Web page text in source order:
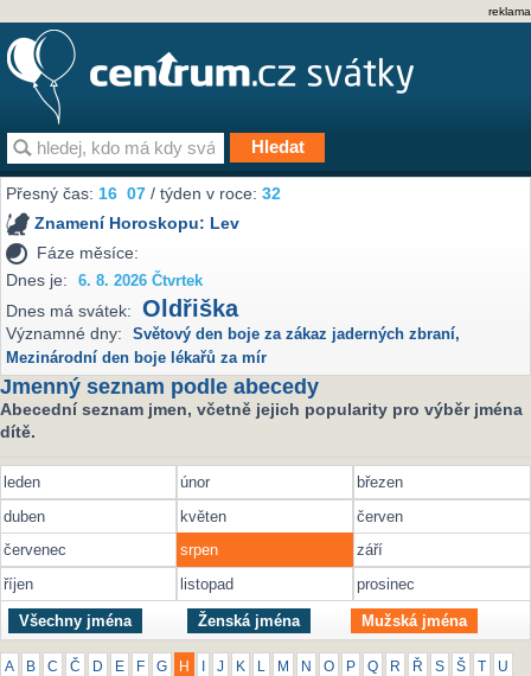
reklama
Přesný čas:16 07 / týden v roce:32
Znamení Horoskopu: Lev
Fáze měsíce:
Dnes je:
6. 8. 2026 Čtvrtek
Dnes má svátek: Oldřiška
Významné dny: Světový den boje za zákaz jaderných zbraní,
Mezinárodní den boje lékařů za mír
Jmenný seznam podle abecedy
Abecední seznam jmen, včetně jejich popularity pro výběr jména
dítě.
leden únor
březen
duben
květen
červen
červenec
srpen
září
říjen
listopad prosinec
Všechny jména Ženská jména Mužská jména
A B C Č D E F G H J K M N O P Q R Ř S Š U